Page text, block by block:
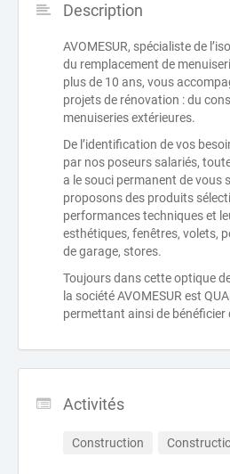
Description
AVOMESUR, spécialiste de
du remplacement de
plus de 10 ans, vous
projets de rénovation : du
menuiseries extérieures.
De l’identification de vos
par nos poseurs salariés, toute
a le souci permanent de vous
proposons des produits
performances techniques et
esthétiques, fenêtres, volets,
de garage, stores.
Toujours dans cette optique
la société AVOMESUR est
permettant ainsi de bénéficier
Activités
Construction